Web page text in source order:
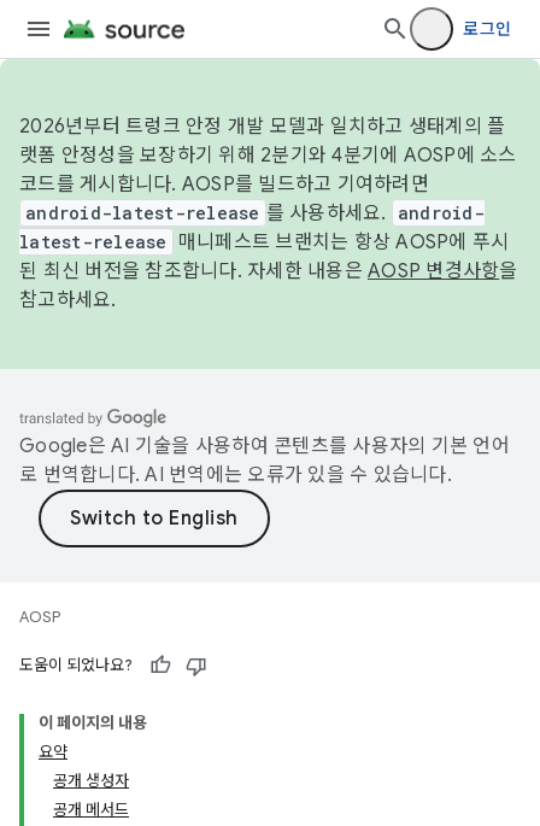
로그인
2026년부터 트렁크 안정 개발 모델과 일치하고 생태계의 플
랫폼 안정성을 보장하기 위해 2분기와 4분기에 AOSP에 소스
코드를 게시합니다. AOSP를 빌드하고 기여하려면
android-latest-release 를 사용하세요.
android-
latest-release
매니페스트 브랜치는 항상 AOSP에 푸시
된 최신 버전을 참조합니다. 자세한 내용은 AOSP 변경사항을
참고하세요.
Google은 AI 기술을 사용하여 콘텐츠를 사용자의 기본 언어
로 번역합니다. AI 번역에는 오류가 있을 수 있습니다.
AOSP
도움이 되었나요?
이 페이지의 내용
요약
공개 생성자
공개 메서드